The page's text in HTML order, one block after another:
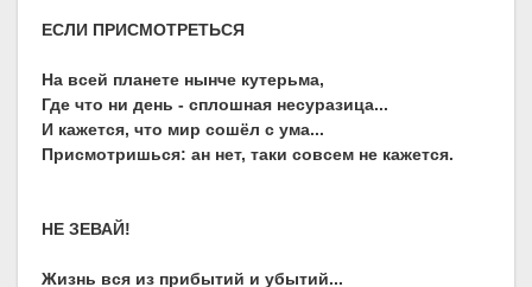
ЕСЛИ ПРИСМОТРЕТЬСЯ
На всей планете нынче кутерьма,
Где что ни день - сплошная несуразица...
И кажется, что мир сошёл с ума...
Присмотришься: ан нет, таки совсем не кажется.
НЕ ЗЕВАЙ!
Жизнь вся из прибытий и убытий...